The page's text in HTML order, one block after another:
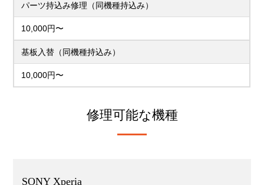
パーツ持込み修理（同機種持込み）
10,000円〜
基板入替（同機種持込み）
10,000円〜
修理可能な機種
SONY Xperia